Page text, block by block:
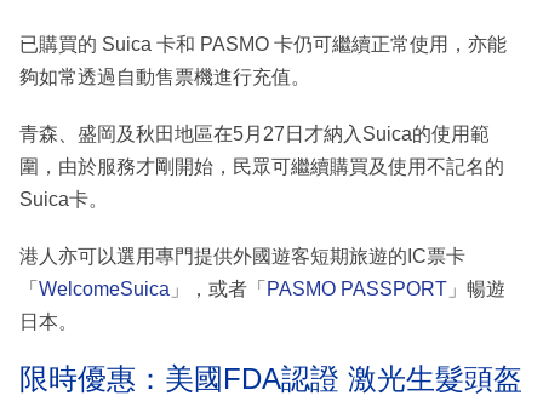
已購買的 Suica 卡和 PASMO 卡仍可繼續正常使用，亦能
夠如常透過自動售票機進行充值。
青森、盛岡及秋田地區在5月27日才納入Suica的使用範
圍，由於服務才剛開始，民眾可繼續購買及使用不記名的
Suica卡。
港人亦可以選用專門提供外國遊客短期旅遊的IC票卡
「 WelcomeSuica 」，或者「 PASMO PASSPORT 」暢遊
日本。
限時優惠：美國FDA認證 激光生髮頭盔